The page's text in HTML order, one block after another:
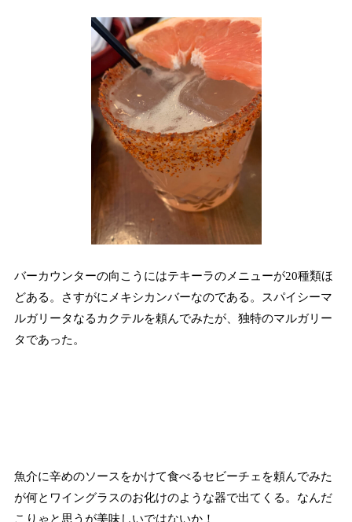
バーカウンターの向こうにはテキーラのメニューが20種類ほ
どある。さすがにメキシカンバーなのである。スパイシーマ
ルガリータなるカクテルを頼んでみたが、独特のマルガリー
タであった。
魚介に辛めのソースをかけて食べるセビーチェを頼んでみた
が何とワイングラスのお化けのような器で出てくる。なんだ
こりゃと思うが美味しいではないか！